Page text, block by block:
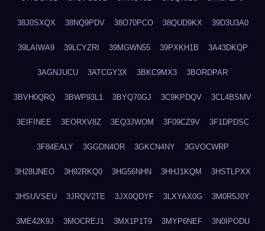
38J0SXQX 38NQ9PDV 38O70PCO 38QUD9KX 39D3U3A0
39LAIWA9 39LCYZRI 39MGWN55 39PXKH1B 3A43DKQP
3AGNJUCU 3ATCGY3X 3BKC9MX3 3BORDPAR
3BVH0QRQ 3BWP93L1 3BYQ70GJ 3C9KPDQV 3CL4BSMV
3EIFINEE 3EORXV8Z 3EQ3JWOM 3F09CZ9V 3F1DPDSC
3F84EALY 3GGDN4OR 3GKCN4NY 3GVOCWRP
3H28UNEO 3H92RKQ0 3HG56NHN 3HHJ1KQM 3HSTLPXX
3HSUVSEU 3JRQV2TE 3JX0QDYF 3LXYAX0G 3M0R5J0Y
3ME42K9J 3MOCREJ1 3MX1P1T9 3MYP6NEF 3N0IPODU